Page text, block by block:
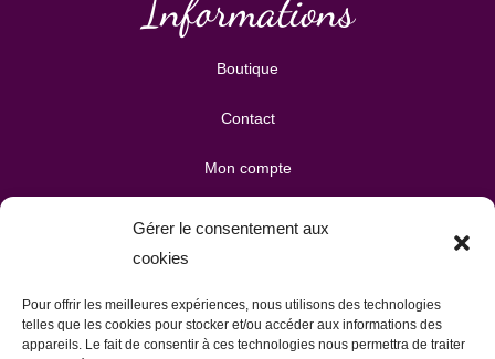
Gérer le consentement aux
cookies
Pour offrir les meilleures expériences, nous utilisons des technologies
telles que les cookies pour stocker et/ou accéder aux informations des
appareils. Le fait de consentir à ces technologies nous permettra de traiter
Boutique
Contact
Mon compte
Publicité & partenariats